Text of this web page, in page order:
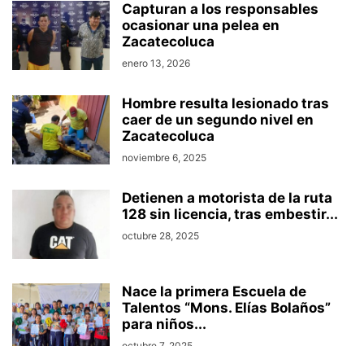
Capturan a los responsables
ocasionar una pelea en
Zacatecoluca
enero 13, 2026
Hombre resulta lesionado tras
caer de un segundo nivel en
Zacatecoluca
noviembre 6, 2025
Detienen a motorista de la ruta
128 sin licencia, tras embestir...
octubre 28, 2025
Nace la primera Escuela de
Talentos “Mons. Elías Bolaños”
para niños...